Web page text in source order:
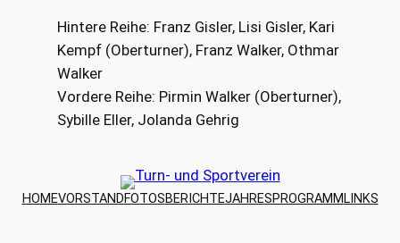
Hintere Reihe: Franz Gisler, Lisi Gisler, Kari
Kempf (Oberturner), Franz Walker, Othmar
Walker
Vordere Reihe: Pirmin Walker (Oberturner),
Sybille Eller, Jolanda Gehrig
HOMEVORSTANDFOTOSBERICHTEJAHRESPROGRAMM LINKS